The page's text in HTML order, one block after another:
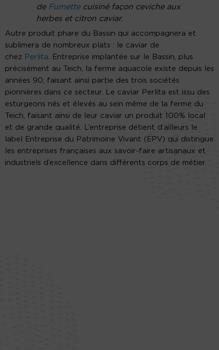
de Fumettecuisiné façon ceviche aux
herbes et citron caviar.
Autre produit phare du Bassin qui accompagnera et
sublimera de nombreux plats : le caviar de
chez Perlita. Entreprise implantée sur le Bassin, plus
précisément au Teich, la ferme aquacole existe depuis les
années 90, faisant ainsi partie des trois sociétés
pionnières dans ce secteur. Le caviar Perlita est issu des
esturgeons nés et élevés au sein même de la ferme du
Teich, faisant ainsi de leur caviar un produit 100% local
et de grande qualité. L’entreprise détient d’ailleurs le
label Entreprise du Patrimoine Vivant (EPV) qui distingue
les entreprises françaises aux savoir-faire artisanaux et
industriels d’excellence dans différents corps de métier.